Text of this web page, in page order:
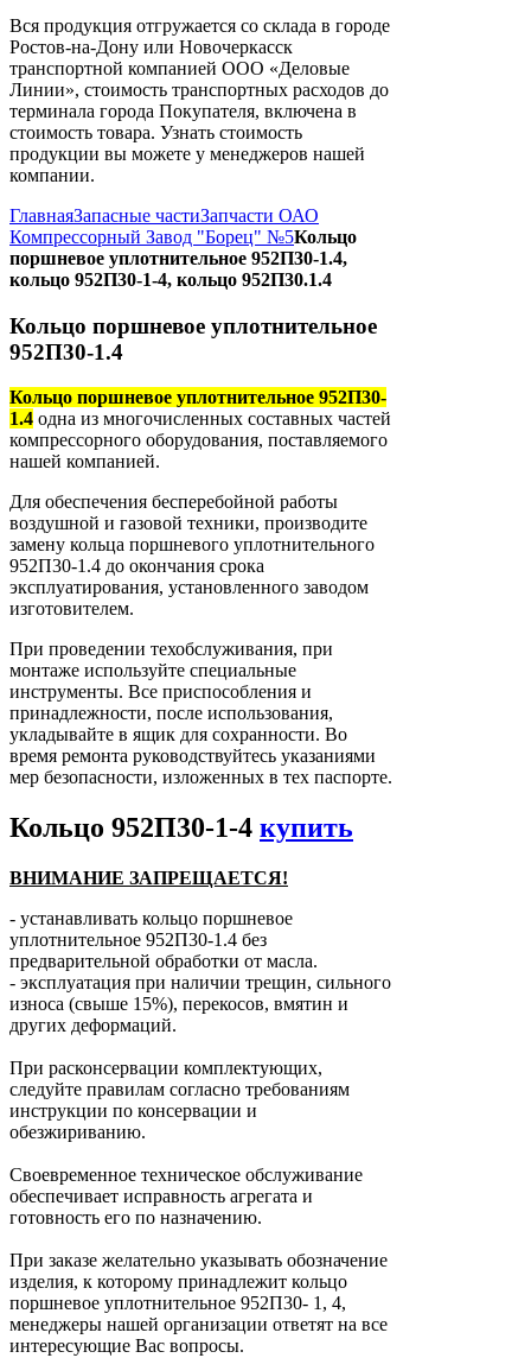
Вся продукция отгружается со склада в городе
Ростов-на-Дону или Новочеркасск
транспортной компанией ООО «Деловые
Линии», стоимость транспортных расходов до
терминала города Покупателя, включена в
стоимость товара. Узнать стоимость
продукции вы можете у менеджеров нашей
компании.
ГлавнаяЗапасные частиЗапчасти ОАО
Компрессорный Завод "Борец" №5Кольцо
поршневое уплотнительное 952П30-1.4,
кольцо 952П30-1-4, кольцо 952П30.1.4
Кольцо поршневое уплотнительное
952П30-1.4
Кольцо поршневое уплотнительное 952П30-
1.4 одна из многочисленных составных частей
компрессорного оборудования, поставляемого
нашей компанией.
Для обеспечения бесперебойной работы
воздушной и газовой техники, производите
замену кольца поршневого уплотнительного
952П30-1.4 до окончания срока
эксплуатирования, установленного заводом
изготовителем.
При проведении техобслуживания, при
монтаже используйте специальные
инструменты. Все приспособления и
принадлежности, после использования,
укладывайте в ящик для сохранности. Во
время ремонта руководствуйтесь указаниями
мер безопасности, изложенных в тех паспорте.
Кольцо 952П30-1-4 купить
ВНИМАНИЕ ЗАПРЕЩАЕТСЯ!
- устанавливать кольцо поршневое
уплотнительное 952П30-1.4 без
предварительной обработки от масла.
- эксплуатация при наличии трещин, сильного
износа (свыше 15%), перекосов, вмятин и
других деформаций.
При расконсервации комплектующих,
следуйте правилам согласно требованиям
инструкции по консервации и
обезжириванию.
Своевременное техническое обслуживание
обеспечивает исправность агрегата и
готовность его по назначению.
При заказе желательно указывать обозначение
изделия, к которому принадлежит кольцо
поршневое уплотнительное 952П30- 1, 4,
менеджеры нашей организации ответят на все
интересующие Вас вопросы.